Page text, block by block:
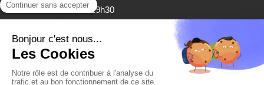
Jeudi
14h - 19h30
Samedi
Fermé
Dimanche
Fermé